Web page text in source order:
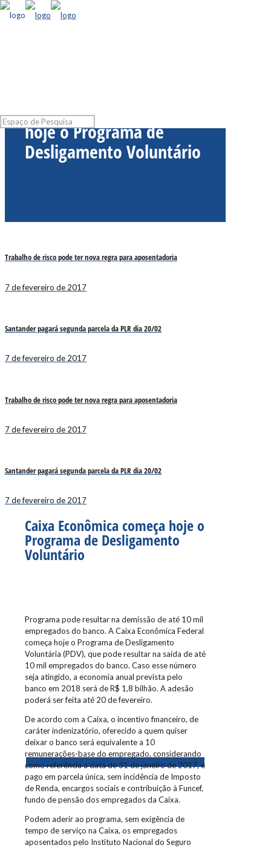
Caixa Econômica começa
hoje o Programa de
Desligamento Voluntário
Trabalho de risco pode ter nova regra para aposentadoria
7 de fevereiro de 2017
Santander pagará segunda parcela da PLR dia 20/02
7 de fevereiro de 2017
Trabalho de risco pode ter nova regra para aposentadoria
7 de fevereiro de 2017
Santander pagará segunda parcela da PLR dia 20/02
7 de fevereiro de 2017
Caixa Econômica começa hoje o
Programa de Desligamento
Voluntário
Programa pode resultar na demissão de até 10 mil
empregados do banco. A Caixa Econômica Federal
começa hoje o Programa de Desligamento
Voluntária (PDV), que pode resultar na saída de até
10 mil empregados do banco. Caso esse número
seja atingido, a economia anual prevista pelo
banco em 2018 será de R$ 1,8 bilhão. A adesão
poderá ser feita até 20 de fevereiro.
De acordo com a Caixa, o incentivo financeiro, de
caráter indenizatório, oferecido a quem quiser
deixar o banco será equivalente a 10
remunerações-base do empregado, considerando
como referência a data de 31 de janeiro de 2017, e
pago em parcela única, sem incidência de Imposto
de Renda, encargos sociais e contribuição à Funcef,
fundo de pensão dos empregados da Caixa.
Podem aderir ao programa, sem exigência de
tempo de serviço na Caixa, os empregados
aposentados pelo Instituto Nacional do Seguro